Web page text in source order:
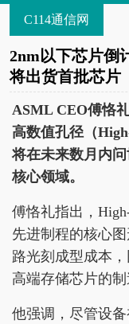
C114通信网
2nm以下芯片倒
将出货首批芯片
ASML CEO傅恪
高数值孔径（
将在未来数月内
核心领域。
傅恪礼指出，
先进制程的核心
路光刻成型成本
高端存储芯片的制
他强调，尽管设